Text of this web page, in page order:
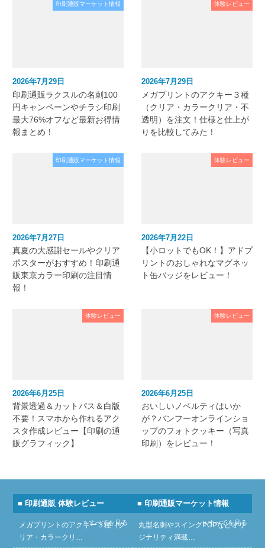
印刷通販マーケット情報
2026年7月29日
印刷通販ラクスルの名刺100
円キャンペーンやチラシ印刷
最大76%オフなど最新お得情
報まとめ！
体験レビュー
2026年7月29日
メガプリントのアクキー３種
（クリア・カラークリア・不
透明）を注文！仕様と仕上が
りを比較してみた！
印刷通販マーケット情報
2026年7月27日
真夏の大感謝セールやクリア
ポスターがおすすめ！印刷通
販東京カラー印刷の注目情
報！
体験レビュー
2026年7月22日
【小ロットでもOK！】アドプ
リントのおしゃれなマグネッ
ト缶バッジをレビュー！
体験レビュー
2026年6月25日
背景透過＆カットパス＆白版
不要！スマホから作れるアク
スタ作成レビュー【印刷の通
販グラフィック】
体験レビュー
2026年6月25日
おいしいノベルティはいか
が？バンフーオンラインショ
ップのフォトクッキー（写真
印刷）をレビュー！
■ 印刷通販 体験レビュー
» すべてを見る
メガプリントのアクキー３種（ク
リア・カラークリ…
■ 印刷通販マーケット情報
» すべてを見る
丸型名刺やスイングPOPなどオリ
ジナリティ満載…